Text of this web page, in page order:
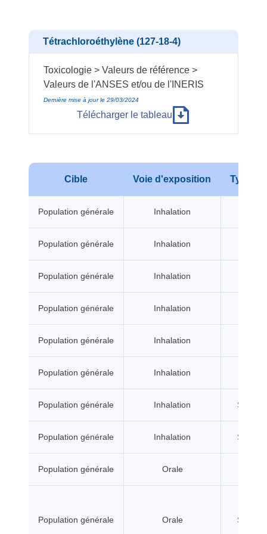
Tétrachloroéthylène (127-18-4)
Toxicologie > Valeurs de référence >
Valeurs de l'ANSES et/ou de l'INERIS
Dernière mise à jour le 29/03/2024
Télécharger le tableau
Cible Voie d'exposition Type
Population générale Inhalation
Population générale Inhalation
Population générale Inhalation
Population générale Inhalation
Population générale Inhalation
Population générale Inhalation
Population générale Inhalation Sans
Population générale Inhalation Sans
Population générale Orale
Population générale Orale Sans